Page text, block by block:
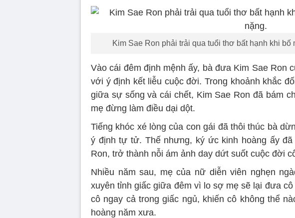
Kim Sae Ron phải trải qua tuổi thơ bất hạnh khi bố
Vào cái đêm định mệnh ấy, bà đưa Kim Sae Ron
với ý định kết liễu cuộc đời. Trong khoảnh khắc
giữa sự sống và cái chết, Kim Sae Ron đã bám
mẹ đừng làm điều dại dột.
Tiếng khóc xé lòng của con gái đã thôi thúc bà
ý định tự tử. Thế nhưng, ký ức kinh hoàng ấy
Ron, trở thành nỗi ám ảnh day dứt suốt cuộc đời
Nhiều năm sau, mẹ của nữ diễn viên nghẹn
xuyên tỉnh giấc giữa đêm vì lo sợ mẹ sẽ lại đưa
cô ngay cả trong giấc ngủ, khiến cô không thể
hoàng năm xưa.